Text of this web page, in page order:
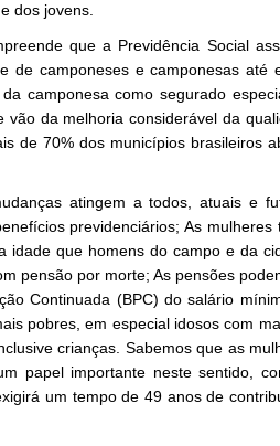
dos jovens.
que a Previdência Social
de camponeses e camponesas até
camponesa como segurado
vão da melhoria considerável da
de 70% dos municípios brasileiros
atingem a todos, atuais e
previdenciários; As mulheres
que homens do campo e da
pensão por morte; As pensões
Continuada (BPC) do salário
pobres, em especial idosos com
crianças. Sabemos que as
papel importante neste sentido,
um tempo de 49 anos de